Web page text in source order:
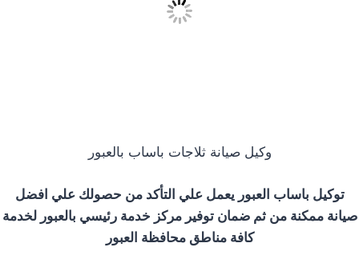
وكيل صيانة ثلاجات باساب بالعبور
توكيل باساب العبور يعمل علي التأكد من حصولك علي افضل
صيانة ممكنة من ثم ضمان توفير مركز خدمة رئيسي بالعبور لخدمة
كافة مناطق محافظة العبور